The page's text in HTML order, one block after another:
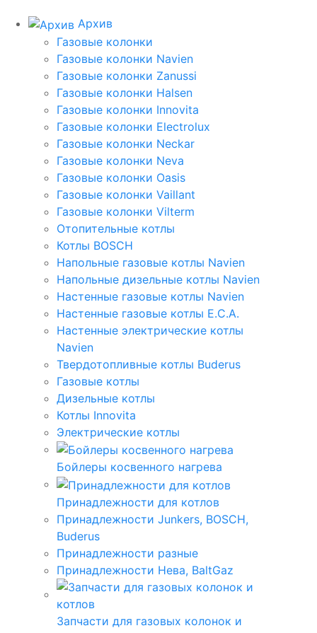
Архив
Газовые колонки
Газовые колонки Navien
Газовые колонки Zanussi
Газовые колонки Halsen
Газовые колонки Innovita
Газовые колонки Electrolux
Газовые колонки Neckar
Газовые колонки Neva
Газовые колонки Oasis
Газовые колонки Vaillant
Газовые колонки Vilterm
Отопительные котлы
Котлы BOSCH
Напольные газовые котлы Navien
Напольные дизельные котлы Navien
Настенные газовые котлы Navien
Настенные газовые котлы E.C.A.
Настенные электрические котлы
Navien
Твердотопливные котлы Buderus
Газовые котлы
Дизельные котлы
Котлы Innovita
Электрические котлы
Бойлеры косвенного нагрева
Принадлежности для котлов
Принадлежности Junkers, BOSCH,
Buderus
Принадлежности разные
Принадлежности Нева, BaltGaz
Запчасти для газовых колонок и